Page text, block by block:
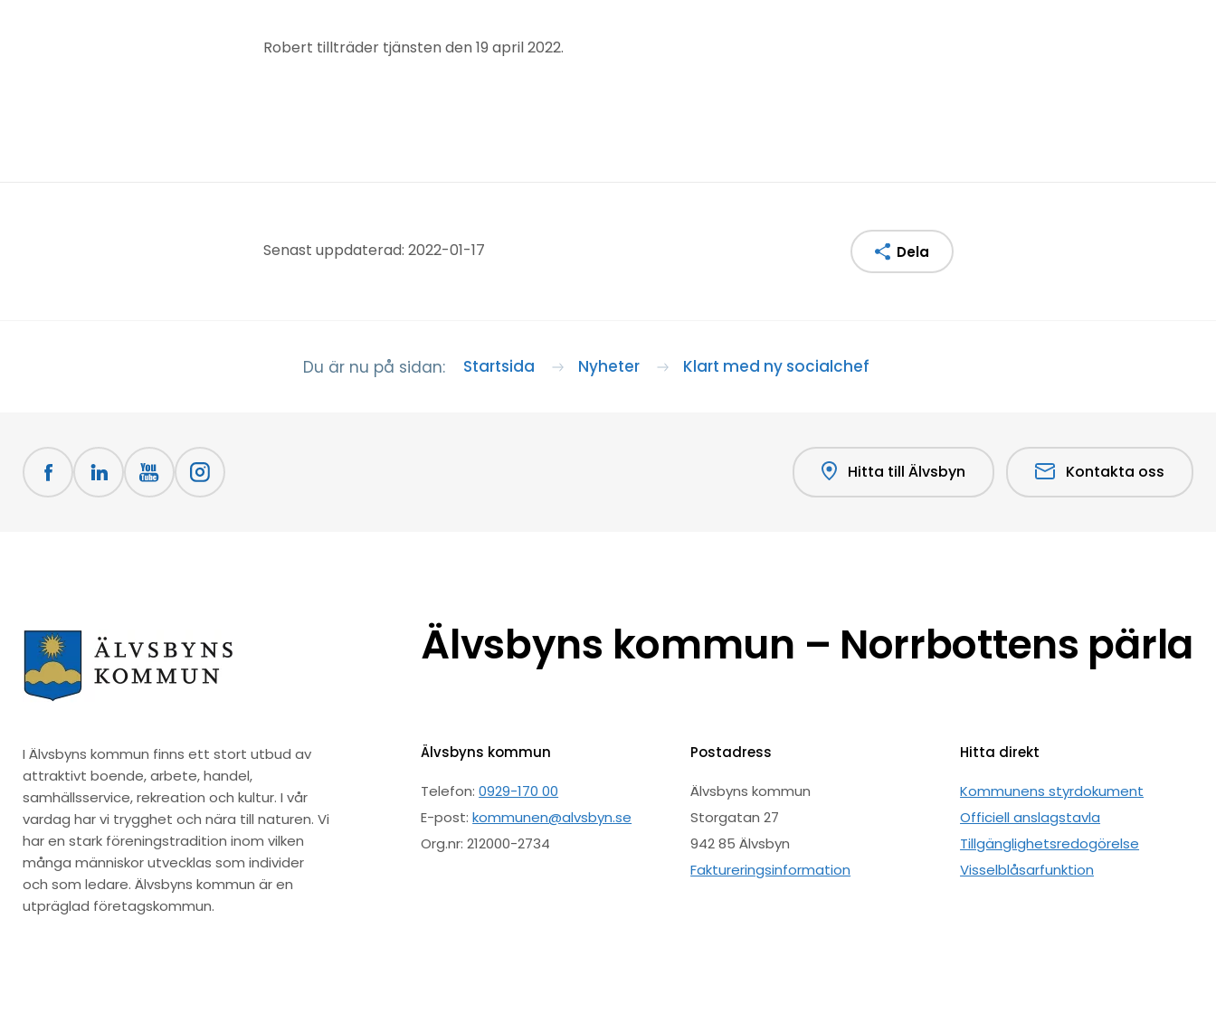
Robert tillträder tjänsten den 19 april 2022.
Senast uppdaterad: 2022-01-17 Dela
Du är nu på sidan: Startsida Nyheter Klart med ny socialchef
Hitta till Älvsbyn Kontakta oss
I Älvsbyns kommun finns ett stort utbud av
attraktivt boende, arbete, handel,
samhällsservice, rekreation och kultur. I vår
vardag har vi trygghet och nära till naturen. Vi
har en stark föreningstradition inom vilken
många människor utvecklas som individer
och som ledare. Älvsbyns kommun är en
utpräglad företagskommun.
Älvsbyns kommun – Norrbottens pärla
Älvsbyns kommun
Telefon:0929-170 00
E-post:kommunen@alvsbyn.se
Org.nr: 212000-2734
Postadress
Älvsbyns kommun
Storgatan 27
942 85 Älvsbyn
Faktureringsinformation
Hitta direkt
Kommunens styrdokument
Officiell anslagstavla
Tillgänglighetsredogörelse
Visselblåsarfunktion